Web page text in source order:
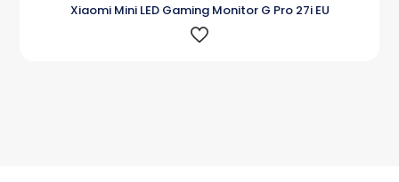
Xiaomi Mini LED Gaming Monitor G Pro 27i EU